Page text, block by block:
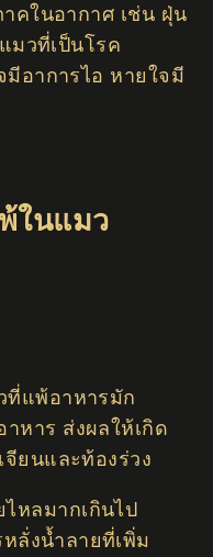
คในอากาศ เช่น ฝุ่น
มวที่เป็นโรค
อาการไอ หายใจมี
ในแมว
ที่แพ้อาหารมัก
หาร ส่งผลให้เกิด
จียนและท้องร่วง
หลมากเกินไป
ลั่งน้ำลายที่เพิ่ม